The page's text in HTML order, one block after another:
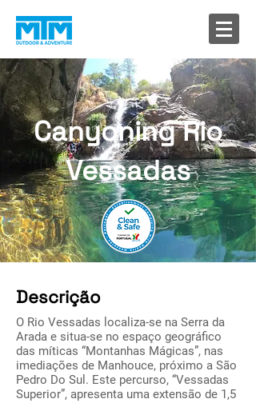
Canyoning Rio
Vessadas
Descrição
O Rio Vessadas localiza-se na Serra da
Arada e situa-se no espaço geográfico
das míticas “Montanhas Mágicas”, nas
imediações de Manhouce, próximo a São
Pedro Do Sul. Este percurso, “Vessadas
Superior”, apresenta uma extensão de 1,5